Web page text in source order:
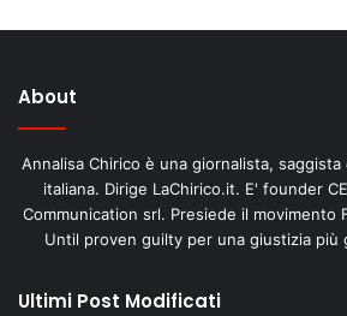
About
Annalisa Chirico è una giornalista,
italiana. Dirige LaChirico.it. E' founder
Communication srl. Presiede il movimento
Until proven guilty per una giustizia più
Ultimi Post Modificati